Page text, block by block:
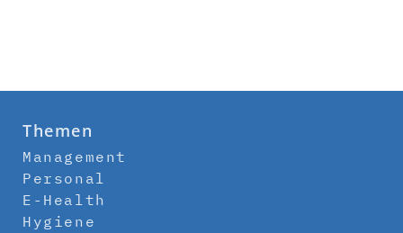
Themen
Management
Personal
E-Health
Hygiene